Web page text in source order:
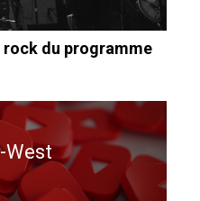
rock du programme
West